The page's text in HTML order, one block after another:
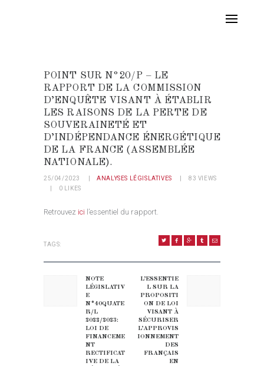
POINT SUR N°20/P – LE
RAPPORT DE LA COMMISSION
D’ENQUÊTE VISANT À ÉTABLIR
LES RAISONS DE LA PERTE DE
SOUVERAINETÉ ET
D’INDÉPENDANCE ÉNERGÉTIQUE
DE LA FRANCE (ASSEMBLÉE
NATIONALE).
25/04/2023 ANALYSES LÉGISLATIVES 83 VIEWS
0
LIKES
Retrouvez ici l’essentiel du rapport.
TAGS:
Previous post:
NOTE
LÉGISLATIV
E
N°40QUATE
R/L
2022/2023:
LOI DE
FINANCEME
NT
RECTIFICAT
IVE DE LA
Next post:
L’ESSENTIE
L SUR LA
PROPOSITI
ON DE LOI
VISANT À
SÉCURISER
L’APPROVIS
IONNEMENT
DES
FRANÇAIS
EN